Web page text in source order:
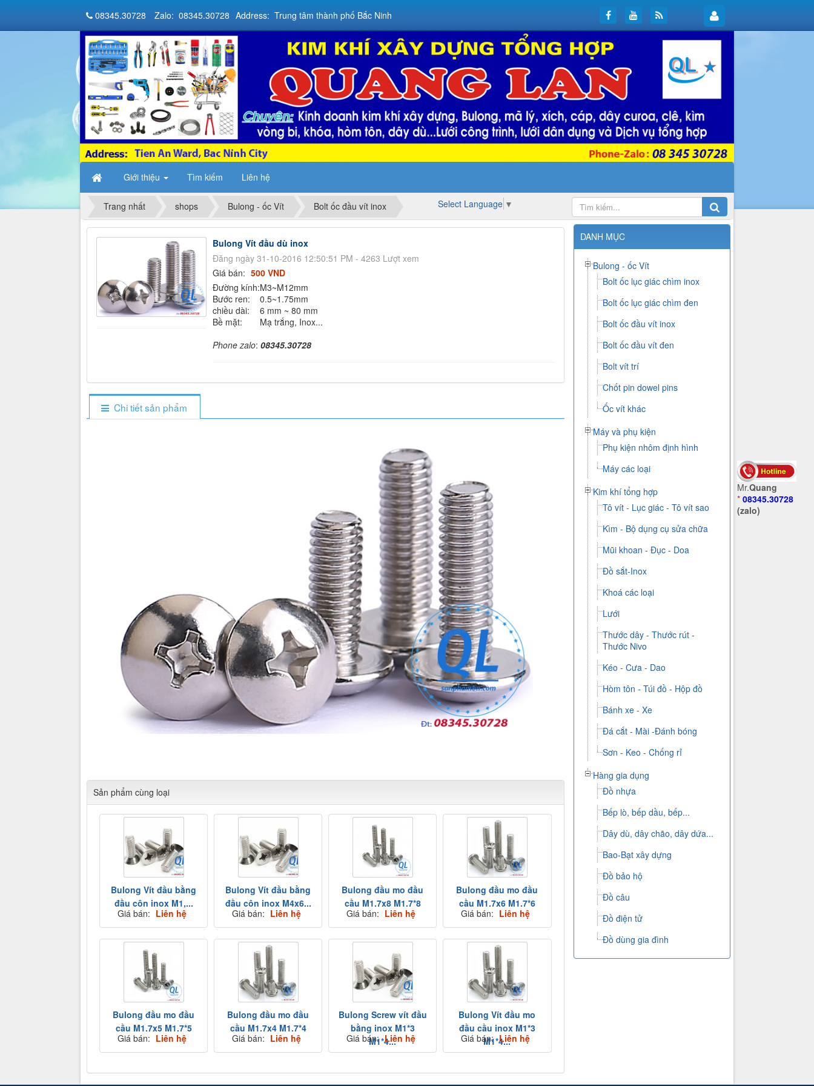
Giới thiệu Tìm kiếm Liên hệ
08345.30728 Zalo: 08345.30728 Address: Trung tâm thành phố Bắc Ninh
Trang nhất shops Bulong - ốc Vít Bolt ốc đầu vít inox Select Language ▼
Bulong Vít đầu dù inox
Đăng ngày 31-10-2016 12:50:51 PM - 4263 Lượt xem
Giá bán: 500 VND
Đường kính:M3~M12mm
Bước ren:
0.5~1.75mm
chiều dài:
6 mm ~ 80 mm
Bề mặt:
Mạ trắng, Inox...
Phone zalo: 08345.30728
Chi tiết sản phẩm
Sản phẩm cùng loại
Bulong Vít đầu bằng
đầu côn inox M1,...
Giá bán: Liên hệ
Bulong Vít đầu bằng
đầu côn inox M4x6...
Giá bán: Liên hệ
Bulong đầu mo đầu
cầu M1.7x8 M1.7*8
Giá bán: Liên hệ
Bulong đầu mo đầu
cầu M1.7x6 M1.7*6
Giá bán: Liên hệ
Bulong đầu mo đầu
cầu M1.7x5 M1.7*5
Giá bán: Liên hệ
Bulong đầu mo đầu
cầu M1.7x4 M1.7*4
Giá bán: Liên hệ
Bulong Screw vít đầu
bằng inox M1*3
M1*4...
Giá bán: Liên hệ
Bulong Vít đầu mo
đầu cầu inox M1*3
M1*4...
Giá bán: Liên hệ
DANH MỤC
Bulong - ốc Vít
Bolt ốc lục giác chìm inox
Bolt ốc lục giác chìm đen
Bolt ốc đầu vít inox
Bolt ốc đầu vít đen
Bolt vít trí
Chốt pin dowel pins
Ốc vít khác
Máy và phụ kiện
Phụ kiện nhôm định hình
Máy các loại
Kim khí tổng hợp
Tô vít - Lục giác - Tô vít sao
Kìm - Bộ dụng cụ sửa chữa
Mũi khoan - Đục - Doa
Đồ sắt-Inox
Khoá các loại
Lưới
Thước dây - Thước rút -
Thước Nivo
Kéo - Cưa - Dao
Hòm tôn - Túi đồ - Hộp đồ
Bánh xe - Xe
Đá cắt - Mài -Đánh bóng
Sơn - Keo - Chống rỉ
Hàng gia dụng
Đồ nhựa
Bếp lò, bếp dầu, bếp...
Dây dù, dây chão, dây dứa...
Bao-Bạt xây dựng
Đồ bảo hộ
Đồ câu
Đồ điện tử
Đồ dùng gia đình
Mr.Quang
* 08345.30728
(zalo)